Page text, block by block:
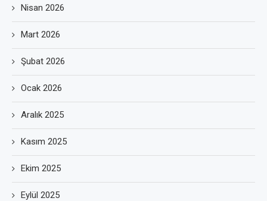
Nisan 2026
Mart 2026
Şubat 2026
Ocak 2026
Aralık 2025
Kasım 2025
Ekim 2025
Eylül 2025